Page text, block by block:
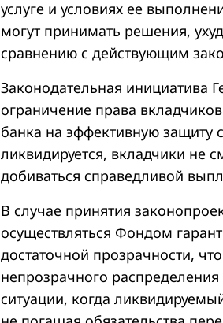
услуге и условиях ее
могут принимать решения,
сравнению с действующим
Законодательная инициатива
ограничение права
банка на эффективную защиту
ликвидируется, вкладчики не
добиваться справедливой
В случае принятия
осуществляться Фондом
достаточной прозрачности,
непрозрачного
ситуации, когда